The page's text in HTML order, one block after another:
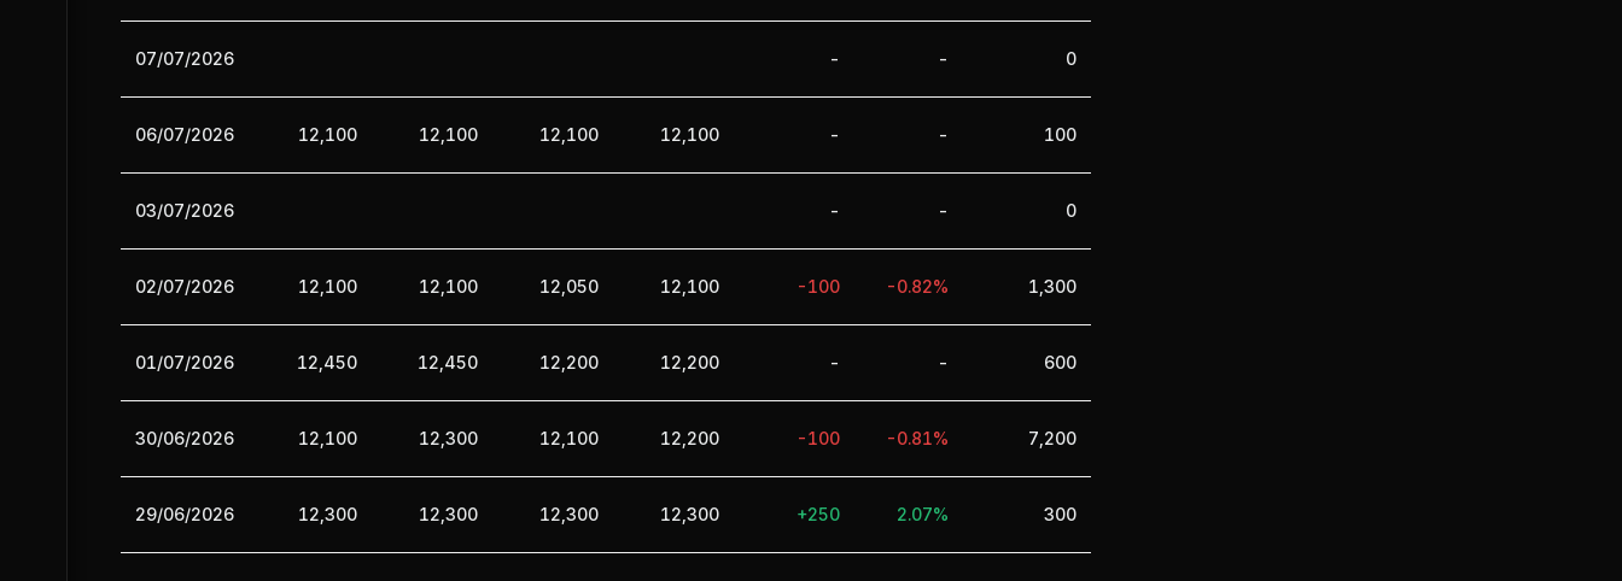
07/07/2026 - - 0
06/07/2026 12,100 12,100 12,100 12,100 - - 100
03/07/2026 - - 0
02/07/2026 12,100 12,100 12,050 12,100 -100 -0.82% 1,300
01/07/2026 12,450 12,450 12,200 12,200 - - 600
30/06/2026 12,100 12,300 12,100 12,200 -100 -0.81% 7,200
29/06/2026 12,300 12,300 12,300 12,300 +250 2.07% 300